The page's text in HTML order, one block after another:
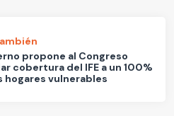
propone al Congreso
cobertura del IFE a un 100%
hogares vulnerables